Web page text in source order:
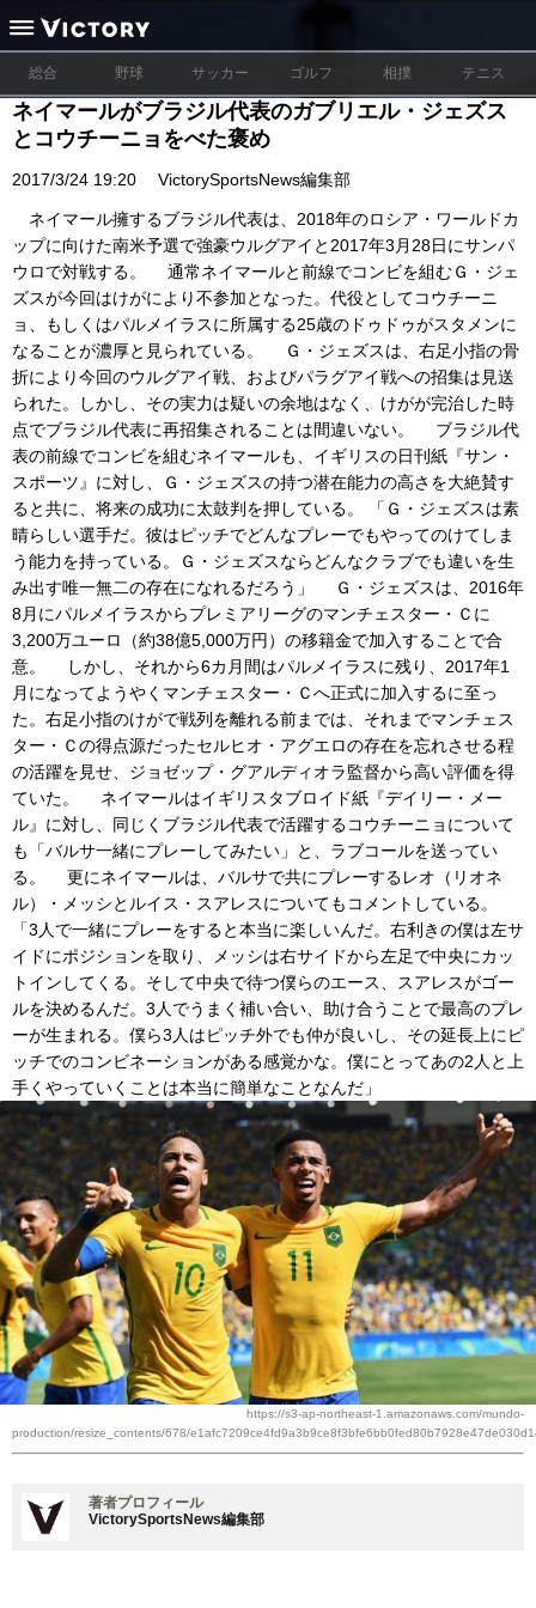
総合 野球 サッカー ゴルフ 相撲 テニス
ネイマールがブラジル代表のガブリエル・ジェズス
とコウチーニョをべた褒め
2017/3/24 19:20 VictorySportsNews編集部
ネイマール擁するブラジル代表は、2018年のロシア・ワールドカ
ップに向けた南米予選で強豪ウルグアイと2017年3月28日にサンパ
ウロで対戦する。 通常ネイマールと前線でコンビを組むＧ・ジェ
ズスが今回はけがにより不参加となった。代役としてコウチーニ
ョ、もしくはパルメイラスに所属する25歳のドゥドゥがスタメンに
なることが濃厚と見られている。 Ｇ・ジェズスは、右足小指の骨
折により今回のウルグアイ戦、およびパラグアイ戦への招集は見送
られた。しかし、その実力は疑いの余地はなく、けがが完治した時
点でブラジル代表に再招集されることは間違いない。 ブラジル代
表の前線でコンビを組むネイマールも、イギリスの日刊紙『サン・
スポーツ』に対し、Ｇ・ジェズスの持つ潜在能力の高さを大絶賛す
ると共に、将来の成功に太鼓判を押している。 「Ｇ・ジェズスは素
晴らしい選手だ。彼はピッチでどんなプレーでもやってのけてしま
う能力を持っている。Ｇ・ジェズスならどんなクラブでも違いを生
み出す唯一無二の存在になれるだろう」 Ｇ・ジェズスは、2016年
8月にパルメイラスからプレミアリーグのマンチェスター・Ｃに
3,200万ユーロ（約38億5,000万円）の移籍金で加入することで合
意。 しかし、それから6カ月間はパルメイラスに残り、2017年1
月になってようやくマンチェスター・Ｃへ正式に加入するに至っ
た。右足小指のけがで戦列を離れる前までは、それまでマンチェス
ター・Ｃの得点源だったセルヒオ・アグエロの存在を忘れさせる程
の活躍を見せ、ジョゼップ・グアルディオラ監督から高い評価を得
ていた。 ネイマールはイギリスタブロイド紙『デイリー・メー
ル』に対し、同じくブラジル代表で活躍するコウチーニョについて
も「バルサ一緒にプレーしてみたい」と、ラブコールを送ってい
る。 更にネイマールは、バルサで共にプレーするレオ（リオネ
ル）・メッシとルイス・スアレスについてもコメントしている。
「3人で一緒にプレーをすると本当に楽しいんだ。右利きの僕は左サ
イドにポジションを取り、メッシは右サイドから左足で中央にカッ
トインしてくる。そして中央で待つ僕らのエース、スアレスがゴー
ルを決めるんだ。3人でうまく補い合い、助け合うことで最高のプレ
ーが生まれる。僕ら3人はピッチ外でも仲が良いし、その延長上にピ
ッチでのコンビネーションがある感覚かな。僕にとってあの2人と上
手くやっていくことは本当に簡単なことなんだ」
https://s3-ap-northeast-1.amazonaws.com/mundo-
production/resize_contents/678/
著者プロフィール
VictorySportsNews編集部